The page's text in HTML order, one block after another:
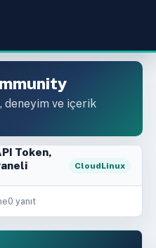
ve içerik
Token,
CloudLinux
0 yanıt